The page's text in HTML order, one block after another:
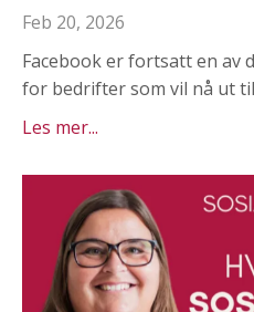
Feb 20, 2026
Facebook er fortsatt en av
for bedrifter som vil nå ut
Les mer...